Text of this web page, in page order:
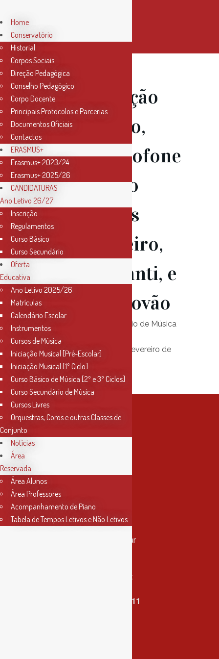
19 Fev
Audição
de Acordeão,
Piano e Saxofone
– Classes do
Professores
Flávio Bolieiro,
André Piolanti, e
Philippe Trovão
Local:
Sala 1, Conservatório de Música
de Santarém
Data:
Quarta-feira, 19 de fevereiro de
2020
Horário: 19 horas
Contactos
Rua Miguel Bombarda, nº 4, 1º andar
info@conservatoriosantarem.pt
T. (+351) 915 335 478 / 913 890 411
Home
Conservatório
Historial
Corpos Sociais
Direção Pedagógica
Conselho Pedagógico
Corpo Docente
Principais Protocolos e Parcerias
Documentos Oficiais
Contactos
ERASMUS+
Erasmus+ 2023/24
Erasmus+ 2025/26
CANDIDATURAS
Ano Letivo 26/27
Inscrição
Regulamentos
Curso Básico
Curso Secundário
Oferta
Educativa
Ano Letivo 2025/26
Matrículas
Calendário Escolar
Instrumentos
Cursos de Música
Iniciação Musical [Pré-Escolar]
Iniciação Musical [1º Ciclo]
Curso Básico de Música [2º e 3º Ciclos]
Curso Secundário de Música
Cursos Livres
Orquestras, Coros e outras Classes de
Conjunto
Notícias
Área
Reservada
Área Alunos
Área Professores
Acompanhamento de Piano
Tabela de Tempos Letivos e Não Letivos